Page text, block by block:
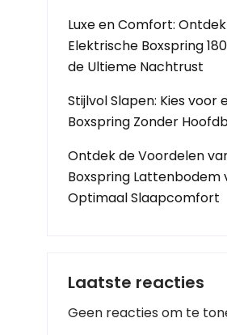
Luxe en Comfort:
Elektrische Boxspring
de Ultieme Nachtrust
Stijlvol Slapen: Kies voor
Boxspring Zonder
Ontdek de Voordelen
Boxspring Lattenbodem
Optimaal Slaapcomfort
Laatste reacties
Geen reacties om te